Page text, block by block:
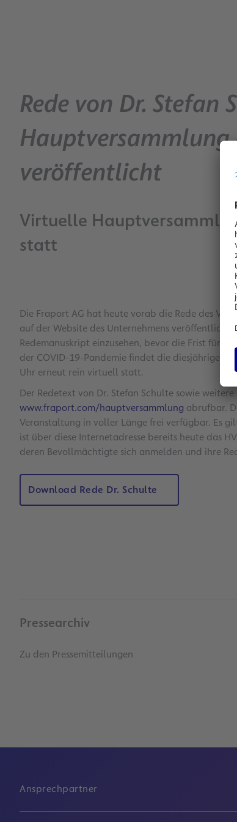
Rede von Dr. Stefan
Hauptversammlung
veröffentlicht
Virtuelle
statt
Die Fraport AG hat heute vorab die Rede des
auf der Website des Unternehmens
Redemanuskript einzusehen, bevor die Frist für
der COVID-19-Pandemie findet die diesjährige
Uhr erneut rein virtuell statt.
Der Redetext von Dr. Stefan Schulte sowie
www.fraport.com/hauptversammlung abrufbar.
Veranstaltung in voller Länge frei verfügbar. Es
ist über diese Internetadresse bereits heute das
deren Bevollmächtigte sich anmelden und ihre
Download Rede Dr. Schulte
Pressearchiv
Zu den Pressemitteilungen
Ansprechpartner